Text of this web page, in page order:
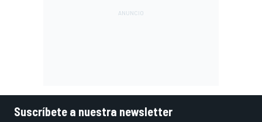
Suscríbete a nuestra newsletter